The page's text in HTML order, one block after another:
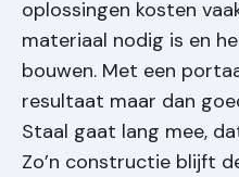
oplossingen kosten
materiaal nodig is en
bouwen. Met een
resultaat maar dan
Staal gaat lang mee,
Zo’n constructie blijft